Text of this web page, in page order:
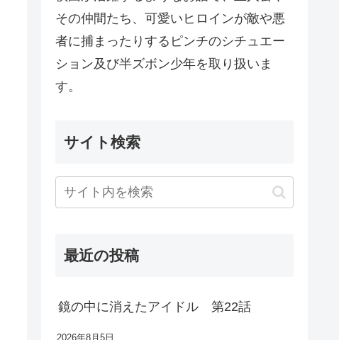
その仲間たち、可愛いヒロインが敵や悪
者に捕まったりするピンチのシチュエー
ション及び半ズボン少年を取り扱いま
す。
サイト検索
最近の投稿
鏡の中に消えたアイドル 第22話
2026年8月5日